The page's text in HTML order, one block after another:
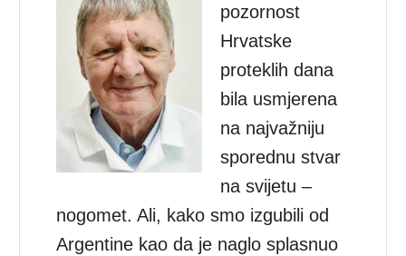
pozornost
Hrvatske
proteklih dana
bila usmjerena
na najvažniju
sporednu stvar
na svijetu –
nogomet. Ali, kako smo izgubili od
Argentine kao da je naglo splasnuo